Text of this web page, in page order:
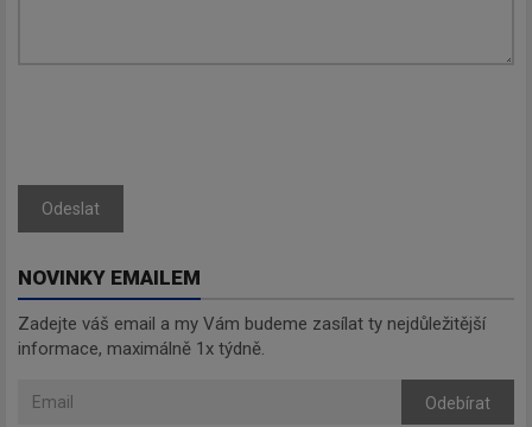
Odeslat
NOVINKY EMAILEM
Zadejte váš email a my Vám budeme zasílat ty nejdůležitější
informace, maximálně 1x týdně.
Odebírat